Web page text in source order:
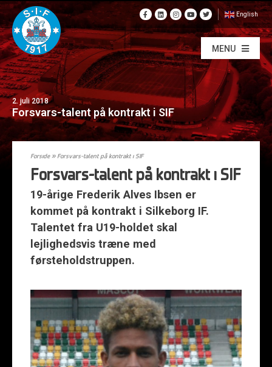
English
MENU
2. juli 2018
Forsvars-talent på kontrakt i SIF
Forside»Forsvars-talent på kontrakt i SIF
Forsvars-talent på kontrakt i SIF
19-årige Frederik Alves Ibsen er
kommet på kontrakt i Silkeborg IF.
Talentet fra U19-holdet skal
lejlighedsvis træne med
førsteholdstruppen.